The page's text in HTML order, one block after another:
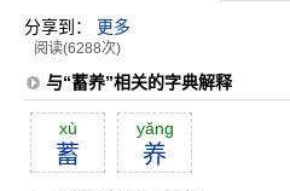
分享到： 更多
阅读(6288次)
与“蓄养”相关的字典解释
xù
蓄
yăng
养